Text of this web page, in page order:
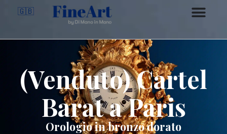
🇬🇧
(Venduto) Cartel
Barat a Paris
Orologio in bronzo dorato